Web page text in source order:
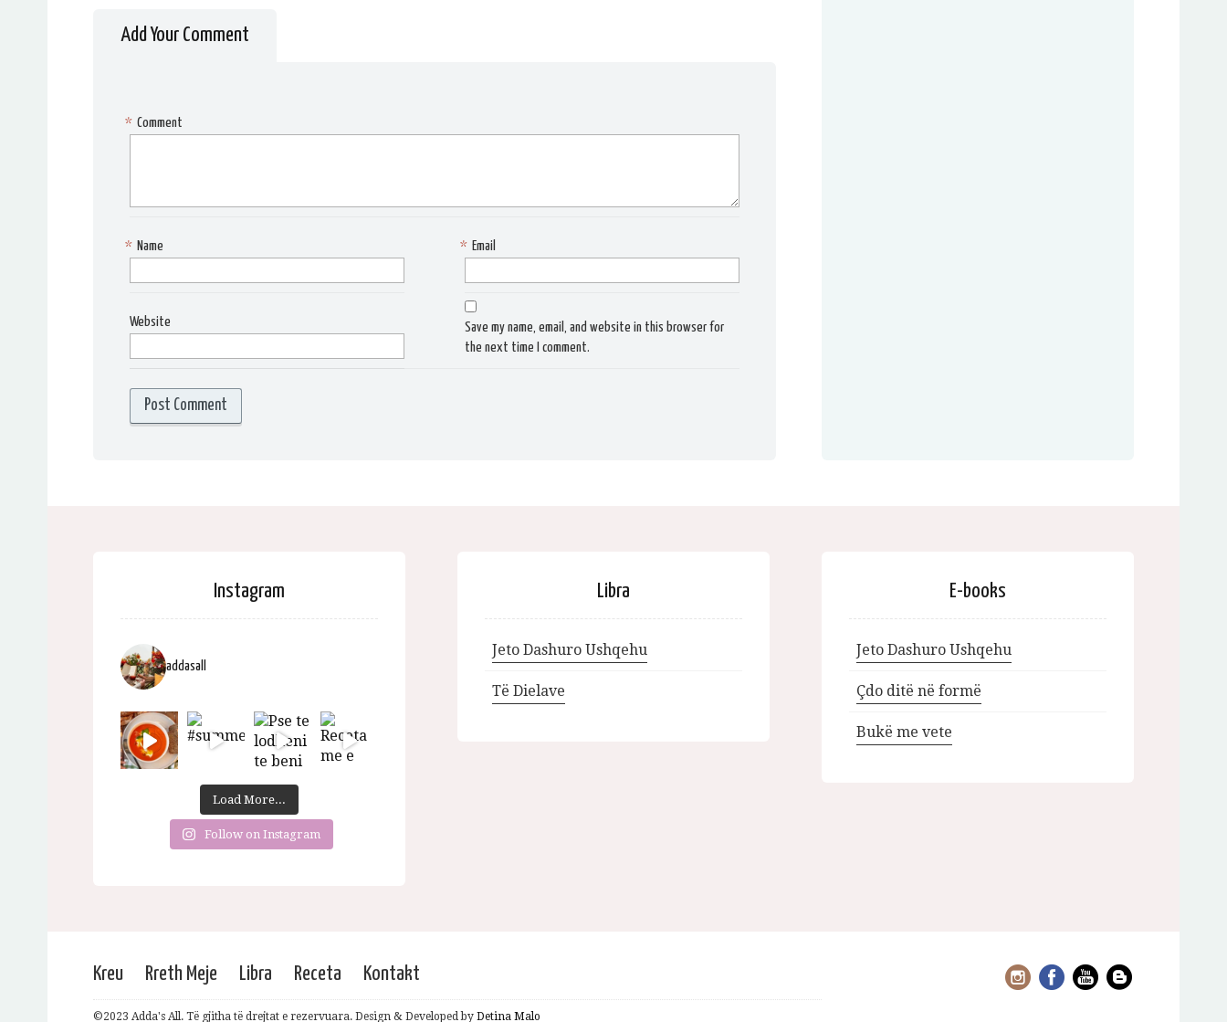
Add Your Comment
Comment
*
Name
* Email
*
Website
Save my name, email, and website in this browser for
the next time I comment.
Instagram
addasall
Load More...
Follow on Instagram
Libra
Jeto Dashuro Ushqehu
Të Dielave
E-books
Jeto Dashuro Ushqehu
Çdo ditë në formë
Bukë me vete
Kreu Rreth Meje Libra Receta Kontakt
©2023 Adda's All. Të gjitha të drejtat e rezervuara. Design & Developed by Detina Malo